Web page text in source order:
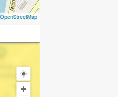
OpenStreetMap